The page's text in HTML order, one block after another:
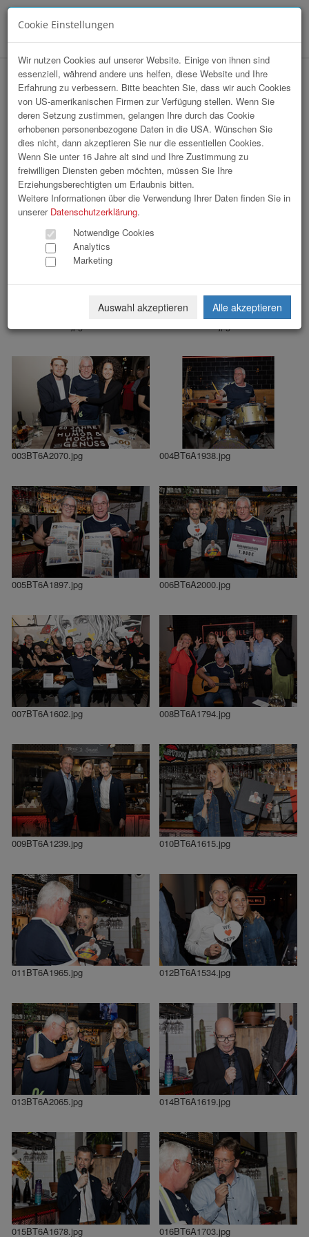
Array
Sepp Buttinger, ein HR-Phänomen ist 60
Jahr`
210 Bilder
« 1 2 3 4 5 6 7 »
003BT6A2070.jpg 004BT6A1938.jpg
005BT6A1897.jpg 006BT6A2000.jpg
007BT6A1602.jpg 008BT6A1794.jpg
009BT6A1239.jpg 010BT6A1615.jpg
011BT6A1965.jpg 012BT6A1534.jpg
013BT6A2065.jpg 014BT6A1619.jpg
015BT6A1678.jpg 016BT6A1703.jpg
Cookie Einstellungen
Wir nutzen Cookies auf unserer Website. Einige von ihnen sind
essenziell, während andere uns helfen, diese Website und Ihre
Erfahrung zu verbessern. Bitte beachten Sie, dass wir auch Cookies
von US-amerikanischen Firmen zur Verfügung stellen. Wenn Sie
deren Setzung zustimmen, gelangen Ihre durch das Cookie
erhobenen personenbezogene Daten in die USA. Wünschen Sie
dies nicht, dann akzeptieren Sie nur die essentiellen Cookies.
Wenn Sie unter 16 Jahre alt sind und Ihre Zustimmung zu
freiwilligen Diensten geben möchten, müssen Sie Ihre
Erziehungsberechtigten um Erlaubnis bitten.
Weitere Informationen über die Verwendung Ihrer Daten finden Sie in
unserer Datenschutzerklärung.
Notwendige Cookies
Analytics
Marketing
Auswahl akzeptieren Alle akzeptieren